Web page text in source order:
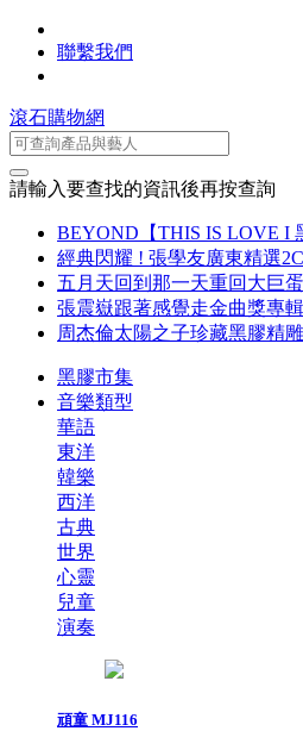
聯繫我們
滾石購物網
請輸入要查找的資訊後再按查詢
BEYOND【THIS IS LOVE I
經典閃耀 ! 張學友廣東精選
五月天回到那一天重回大巨
張震嶽跟著感覺走金曲獎專
周杰倫太陽之子珍藏黑膠精雕
黑膠市集
音樂類型
華語
東洋
韓樂
西洋
古典
世界
心靈
兒童
演奏
頑童 MJ116